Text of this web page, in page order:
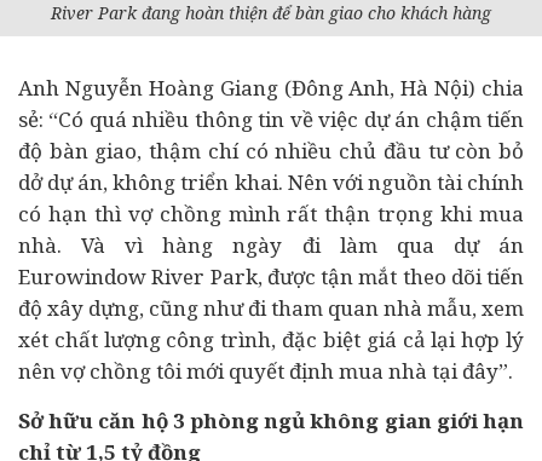
River Park đang hoàn thiện để bàn giao cho khách hàng
Anh Nguyễn Hoàng Giang (Đông Anh, Hà Nội) chia
sẻ: “Có quá nhiều thông tin về việc dự án chậm tiến
độ bàn giao, thậm chí có nhiều chủ đầu tư còn bỏ
dở dự án, không triển khai. Nên với nguồntài chính
có hạn thì vợ chồng mình rất thận trọng khi mua
nhà. Và vì hàng ngày đi làm qua dự án
Eurowindow River Park, được tận mắt theo dõi tiến
độ xây dựng, cũng như đi tham quan nhà mẫu, xem
xét chất lượng công trình, đặc biệt giá cả lại hợp lý
nên vợ chồng tôi mới quyết định mua nhà tại đây”.
Sở hữu căn hộ 3 phòng ngủ không gian giới hạn
chỉ từ 1,5 tỷ đồng